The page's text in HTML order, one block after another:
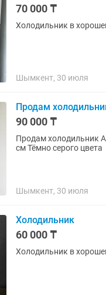
70 000 ₸
Холодильник в
Шымкент, 30 июля
Продам
90 000 ₸
Продам холодильник
см Тёмно серого цвета
Шымкент, 30 июля
Холодильник
60 000 ₸
Холодильник в